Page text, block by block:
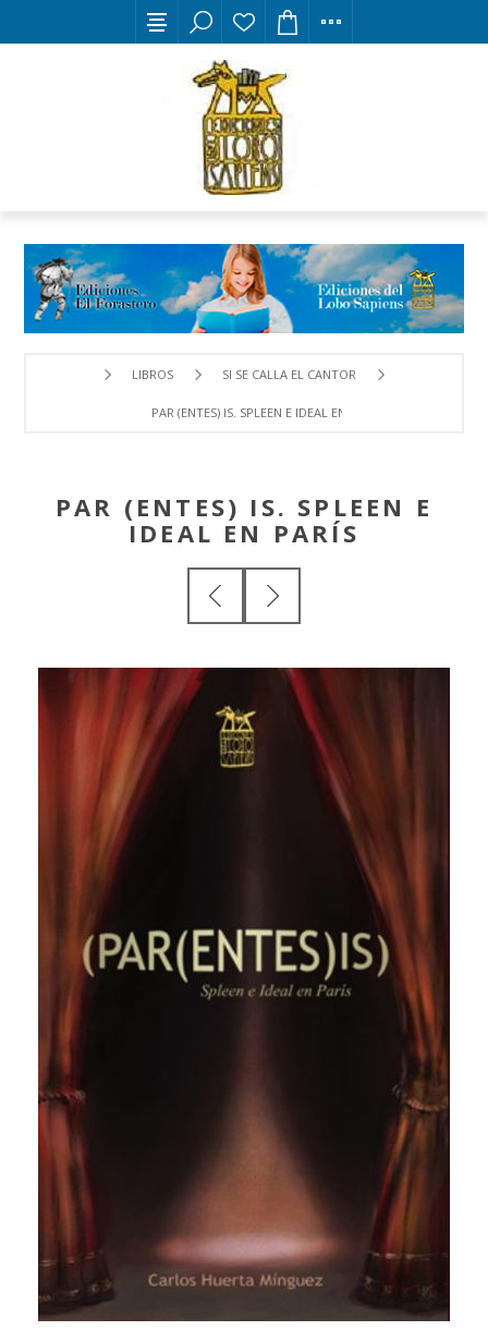
LIBROS SI SE CALLA EL CANTOR
PAR (ENTES) IS. SPLEEN E IDEAL EN PARÍS
PAR (ENTES) IS. SPLEEN E
IDEAL EN PARÍS